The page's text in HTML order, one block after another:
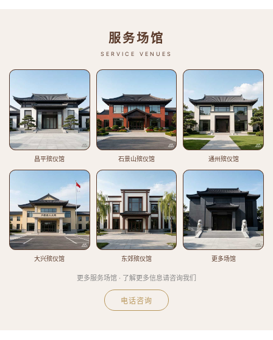
服务场馆
SERVICE VENUES
昌平殡仪馆 石景山殡仪馆 通州殡仪馆
大兴殡仪馆 东郊殡仪馆 更多场馆
更多服务场馆 · 了解更多信息请咨询我们
电话咨询